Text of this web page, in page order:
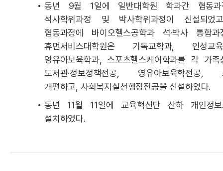
동년 9월 1일에 일반대학원 학과간 협동과
석사학위과정 및 박사학위과정이 신설되었
협동과정에 바이오헬스공학과 석·박사 통합
휴먼서비스대학원은 기독교학과, 인성교
영유아보육학과, 스포츠헬스케어학과를 각 가족
도서관·정보정책전공, 영유아보육학전공,
개편하고, 사회복지실천행정전공을 신설하였다.
동년 11월 11일에 교육혁신단 산하 개인정보
설치하였다.